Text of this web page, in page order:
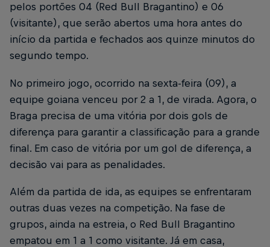
pelos portões 04 (Red Bull Bragantino) e 06
(visitante), que serão abertos uma hora antes do
início da partida e fechados aos quinze minutos do
segundo tempo.
No primeiro jogo, ocorrido na sexta-feira (09), a
equipe goiana venceu por 2 a 1, de virada. Agora, o
Braga precisa de uma vitória por dois gols de
diferença para garantir a classificação para a grande
final. Em caso de vitória por um gol de diferença, a
decisão vai para as penalidades.
Além da partida de ida, as equipes se enfrentaram
outras duas vezes na competição. Na fase de
grupos, ainda na estreia, o Red Bull Bragantino
empatou em 1 a 1 como visitante. Já em casa,